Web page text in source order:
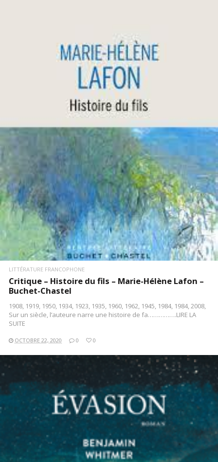
LIRE LA SUITE
LITTÉRATURE FRANCOPHONE
Critique – Histoire du fils – Marie-Hélène Lafon –
Buchet-Chastel
1908, 1919, 1950, 1934, 1923, 1935, 1960, 1962, 1945, 1984, 1984, 2008,
Sur un siècle, l’auteure narre une histoire de fa…………….LIRE LA
SUITE
OCTOBRE 22, 2020 0 0